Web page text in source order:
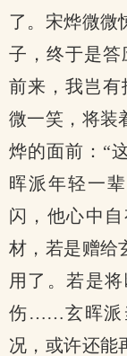
了。宋烨微微
子，终于是答
前来，我岂有
微一笑，将装
烨的面前：“
晖派年轻一
闪，他心中
材，若是赠给
用了。若是
伤……玄晖派
况，或许还能